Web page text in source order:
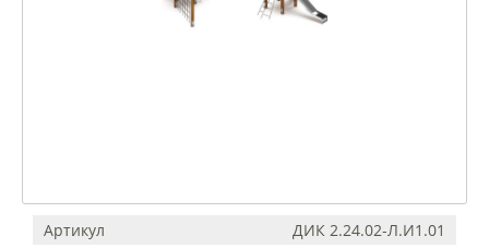
Артикул
ДИК 2.24.02-Л.И1.01